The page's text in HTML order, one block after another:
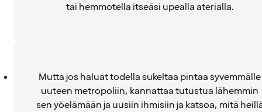
tai hemmotella itseäsi upealla aterialla.
Mutta jos haluat todella sukeltaa pintaa syvemmälle
uuteen metropoliin, kannattaa tutustua lähemmin
sen yöelämään ja uusiin ihmisiin ja katsoa, mitä